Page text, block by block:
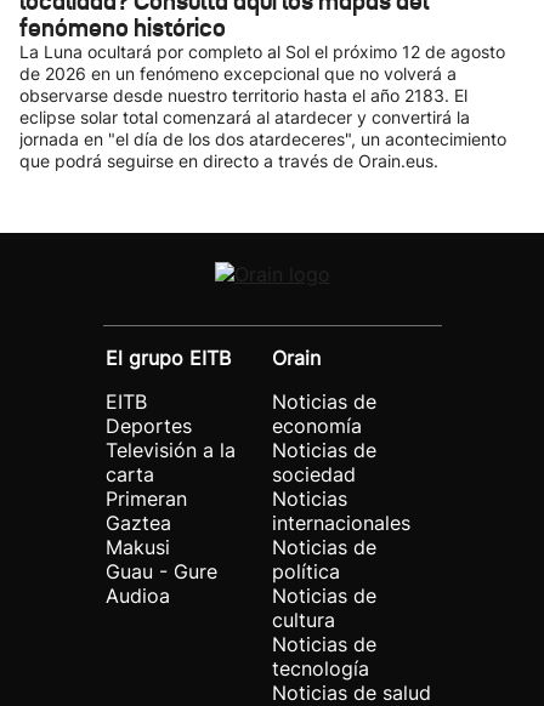
fenómeno histórico
La Luna ocultará por completo al Sol el próximo 12 de agosto
de 2026 en un fenómeno excepcional que no volverá a
observarse desde nuestro territorio hasta el año 2183. El
eclipse solar total comenzará al atardecer y convertirá la
jornada en "el día de los dos atardeceres", un acontecimiento
que podrá seguirse en directo a través de Orain.eus.
El grupo EITB
EITB
Deportes
Televisión a la
carta
Primeran
Gaztea
Makusi
Guau - Gure
Audioa
Orain
Noticias de
economía
Noticias de
sociedad
Noticias
internacionales
Noticias de
política
Noticias de
cultura
Noticias de
tecnología
Noticias de salud